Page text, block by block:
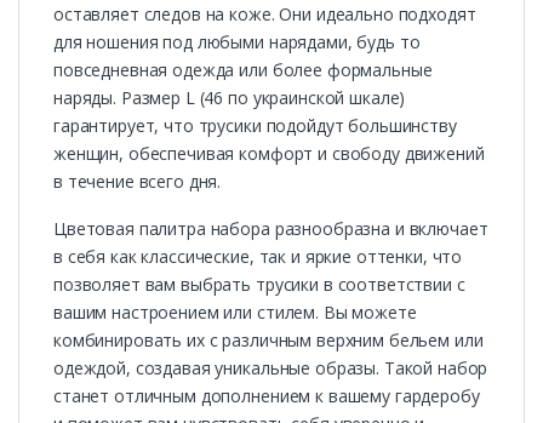
оставляет следов на коже. Они идеально подходят
для ношения под любыми нарядами, будь то
повседневная одежда или более формальные
наряды. Размер L (46 по украинской шкале)
гарантирует, что трусики подойдут большинству
женщин, обеспечивая комфорт и свободу движений
в течение всего дня.
Цветовая палитра набора разнообразна и включает
в себя как классические, так и яркие оттенки, что
позволяет вам выбрать трусики в соответствии с
вашим настроением или стилем. Вы можете
комбинировать их с различным верхним бельем или
одеждой, создавая уникальные образы. Такой набор
станет отличным дополнением к вашему гардеробу